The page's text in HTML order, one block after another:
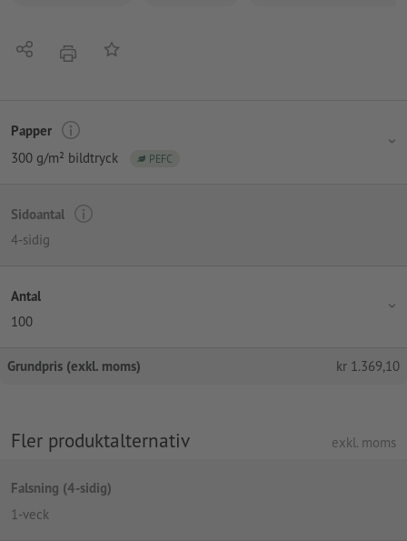
Dela erbjudandePå anteckningslistan
Papper
300 g/m² bildtryck
PEFC
Sidoantal
4-sidig
Antal
100
Grundpris (exkl. moms) kr 1.369,10
Fler produktalternativ exkl. moms
Falsning (4-sidig)
1-veck